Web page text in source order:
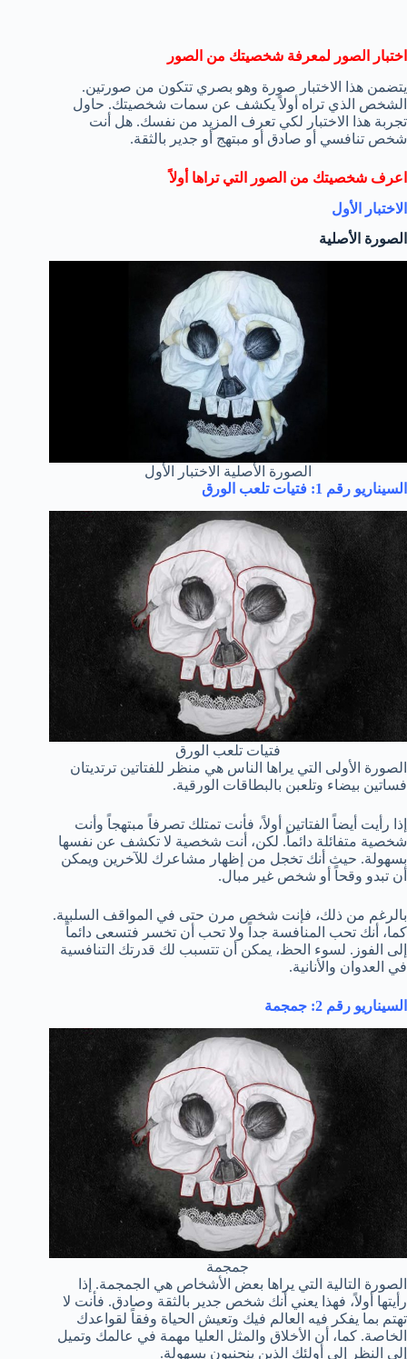
اختبار الصور لمعرفة شخصيتك من الصور
يتضمن هذا الاختبار صورة وهو بصري تتكون من صورتين.
الشخص الذي تراه أولاً يكشف عن سمات شخصيتك. حاول
تجربة هذا الاختبار لكي تعرف المزيد من نفسك. هل أنت
شخص تنافسي أو صادق أو مبتهج أو جدير بالثقة.
اعرف شخصيتك من الصور التي تراها أولاً
الاختبار الأول
الصورة الأصلية
الصورة الأصلية الاختبار الأول
السيناريو رقم 1: فتيات تلعب الورق
فتيات تلعب الورق
الصورة الأولى التي يراها الناس هي منظر للفتاتين ترتديتان
فساتين بيضاء وتلعبن بالبطاقات الورقية.
إذا رأيت أيضاً الفتاتين أولاً، فأنت تمتلك تصرفاً مبتهجاً وأنت
شخصية متفائلة دائماً. لكن، أنت شخصية لا تكشف عن نفسها
بسهولة. حيث أنك تخجل من إظهار مشاعرك للآخرين ويمكن
أن تبدو وقحاً أو شخص غير مبال.
بالرغم من ذلك، فإنت شخص مرن حتى في المواقف السلبية.
كما، أنك تحب المنافسة جداً ولا تحب أن تخسر فتسعى دائماً
إلى الفوز. لسوء الحظ، يمكن أن تتسبب لك قدرتك التنافسية
في العدوان والأنانية.
السيناريو رقم 2: جمجمة
جمجمة
الصورة التالية التي يراها بعض الأشخاص هي الجمجمة. إذا
رأيتها أولاً، فهذا يعني أنك شخص جدير بالثقة وصادق. فأنت لا
تهتم بما يفكر فيه العالم فيك وتعيش الحياة وفقاً لقواعدك
الخاصة. كما، أن الأخلاق والمثل العليا مهمة في عالمك وتميل
إلى النظر إلى أولئك الذين ينحنيون بسهولة.